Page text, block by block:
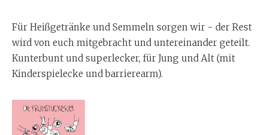
Für Heißgetränke und Semmeln sorgen wir - der Rest
wird von euch mitgebracht und untereinander geteilt.
Kunterbunt und superlecker, für Jung und Alt (mit
Kinderspielecke und barrierearm).